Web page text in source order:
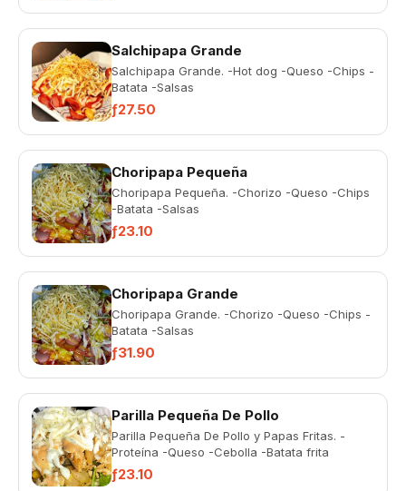
Salchipapa Grande
Salchipapa Grande. -Hot dog -Queso -Chips -
Batata -Salsas
ƒ27.50
Choripapa Pequeña
Choripapa Pequeña. -Chorizo -Queso -Chips
-Batata -Salsas
ƒ23.10
Choripapa Grande
Choripapa Grande. -Chorizo -Queso -Chips -
Batata -Salsas
ƒ31.90
Parilla Pequeña De Pollo
Parilla Pequeña De Pollo y Papas Fritas. -
Proteína -Queso -Cebolla -Batata frita
ƒ23.10